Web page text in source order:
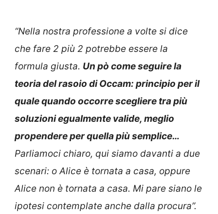
“Nella nostra professione a volte si dice
che fare 2 più 2 potrebbe essere la
formula giusta. Un pò come seguire la
teoria del rasoio di Occam: principio per il
quale quando occorre scegliere tra più
soluzioni egualmente valide, meglio
propendere per quella più semplice…
Parliamoci chiaro, qui siamo davanti a due
scenari: o Alice è tornata a casa, oppure
Alice non è tornata a casa. Mi pare siano le
ipotesi contemplate anche dalla procura”.